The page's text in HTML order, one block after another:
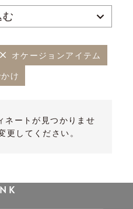
オケージョンアイテム
け
ネートが見つかりませ
更してください。